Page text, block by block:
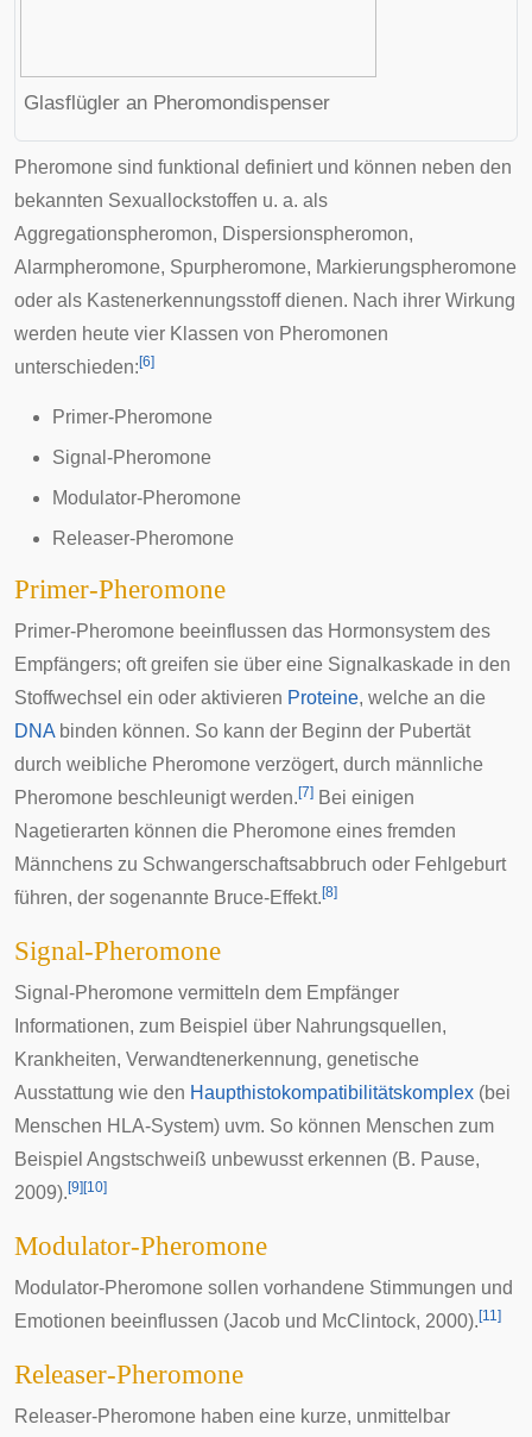
Glasflügler an Pheromondispenser
Pheromone sind funktional definiert und können neben den
bekannten Sexuallockstoffen u. a. als
Aggregationspheromon, Dispersionspheromon,
Alarmpheromone, Spurpheromone, Markierungspheromone
oder als Kastenerkennungsstoff dienen. Nach ihrer Wirkung
werden heute vier Klassen von Pheromonen
unterschieden: [6]
Primer-Pheromone
Signal-Pheromone
Modulator-Pheromone
Releaser-Pheromone
Primer-Pheromone
Primer-Pheromone beeinflussen das Hormonsystem des
Empfängers; oft greifen sie über eine Signalkaskade in den
Stoffwechsel ein oder aktivieren Proteine, welche an die
DNA binden können. So kann der Beginn der Pubertät
durch weibliche Pheromone verzögert, durch männliche
Pheromone beschleunigt werden. [7] Bei einigen
Nagetierarten können die Pheromone eines fremden
Männchens zu Schwangerschaftsabbruch oder Fehlgeburt
führen, der sogenannte Bruce-Effekt. [8]
Signal-Pheromone
Signal-Pheromone vermitteln dem Empfänger
Informationen, zum Beispiel über Nahrungsquellen,
Krankheiten, Verwandtenerkennung, genetische
Ausstattung wie den Haupthistokompatibilitätskomplex (bei
Menschen HLA-System) uvm. So können Menschen zum
Beispiel Angstschweiß unbewusst erkennen (B. Pause,
2009). [9] [10]
Modulator-Pheromone
Modulator-Pheromone sollen vorhandene Stimmungen und
Emotionen beeinflussen (Jacob und McClintock, 2000). [11]
Releaser-Pheromone
Releaser-Pheromone haben eine kurze, unmittelbar